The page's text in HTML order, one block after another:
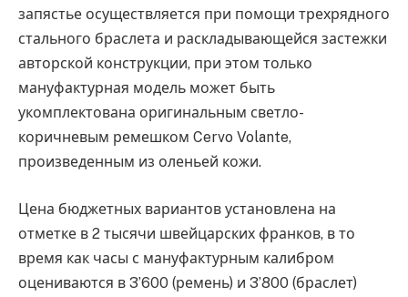
запястье осуществляется при помощи трехрядного
стального браслета и раскладывающейся застежки
авторской конструкции, при этом только
мануфактурная модель может быть
укомплектована оригинальным светло-
коричневым ремешком Cervo Volante,
произведенным из оленьей кожи.
Цена бюджетных вариантов установлена на
отметке в 2 тысячи швейцарских франков, в то
время как часы с мануфактурным калибром
оцениваются в 3’600 (ремень) и 3’800 (браслет)